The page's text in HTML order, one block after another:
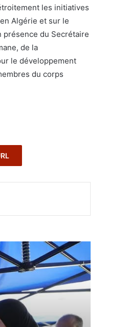
les initiatives
Algérie et sur le
présence du Secrétaire
de la
le développement
du corps